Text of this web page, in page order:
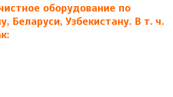
оборудование по
Беларуси, Узбекистану. В т. ч.